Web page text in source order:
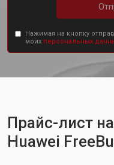
Нажимая на кнопку
моих персональных
Прайс-лист
Huawei